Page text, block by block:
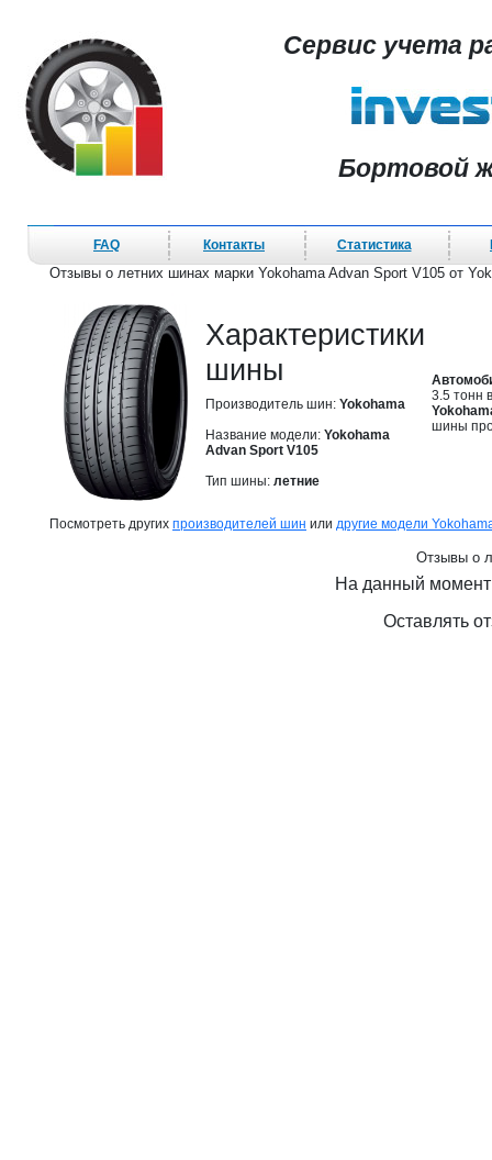
Сервис учета
Бортовой
FAQ Контакты Статистика
Отзывы о летних шинах марки Yokohama Advan Sport V105 от
Характеристики
шины
Производитель шин: Yokohama
Название модели: Yokohama
Advan Sport V105
Тип шины: летние
3.5 тонн
шины
Посмотреть других производителей шин или другие модели
Отзывы о
На данный момент
Оставлять